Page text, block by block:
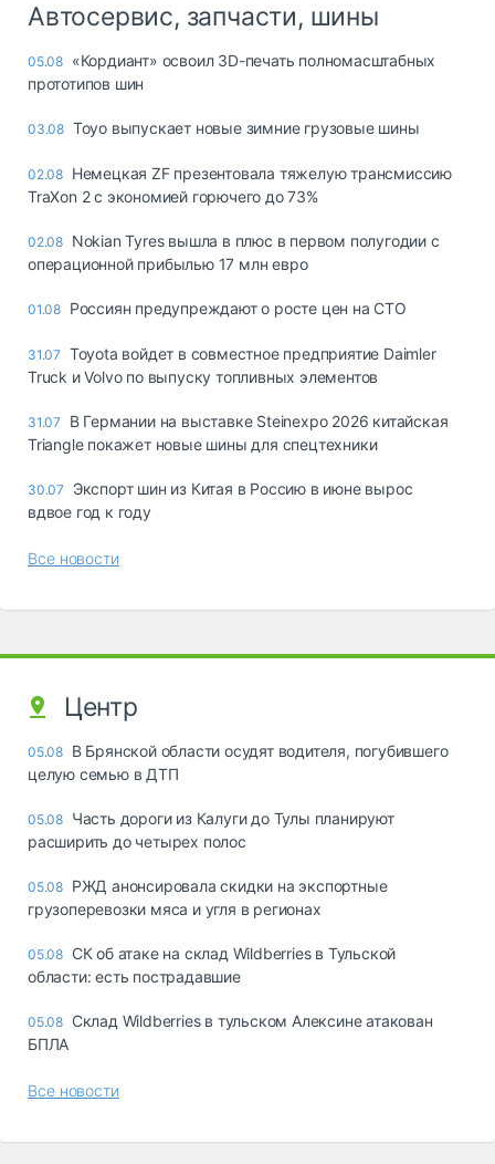
Автосервис, запчасти, шины
05.08 «Кордиант» освоил 3D-печать полномасштабных
прототипов шин
03.08 Toyo выпускает новые зимние грузовые шины
02.08 Немецкая ZF презентовала тяжелую трансмиссию
TraXon 2 с экономией горючего до 73%
02.08 Nokian Tyres вышла в плюс в первом полугодии с
операционной прибылью 17 млн евро
01.08 Россиян предупреждают о росте цен на СТО
31.07 Toyota войдет в совместное предприятие Daimler
Truck и Volvo по выпуску топливных элементов
31.07
В Германии на выставке Steinexpo 2026 китайская
Triangle покажет новые шины для спецтехники
30.07
Экспорт шин из Китая в Россию в июне вырос
вдвое год к году
Все новости
Центр
05.08 В Брянской области осудят водителя, погубившего
целую семью в ДТП
05.08 Часть дороги из Калуги до Тулы планируют
расширить до четырех полос
05.08 РЖД анонсировала скидки на экспортные
грузоперевозки мяса и угля в регионах
05.08 СК об атаке на склад Wildberries в Тульской
области: есть пострадавшие
05.08 Склад Wildberries в тульском Алексине атакован
БПЛА
Все новости